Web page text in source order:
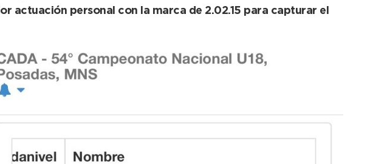
actuación personal con la marca de 2.02.15 para capturar el